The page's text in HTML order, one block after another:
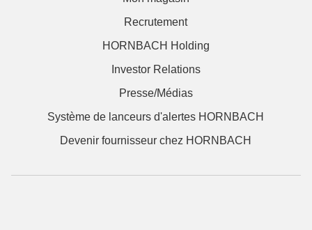
Recrutement
HORNBACH Holding
Investor Relations
Presse/Médias
Système de lanceurs d'alertes HORNBACH
Devenir fournisseur chez HORNBACH